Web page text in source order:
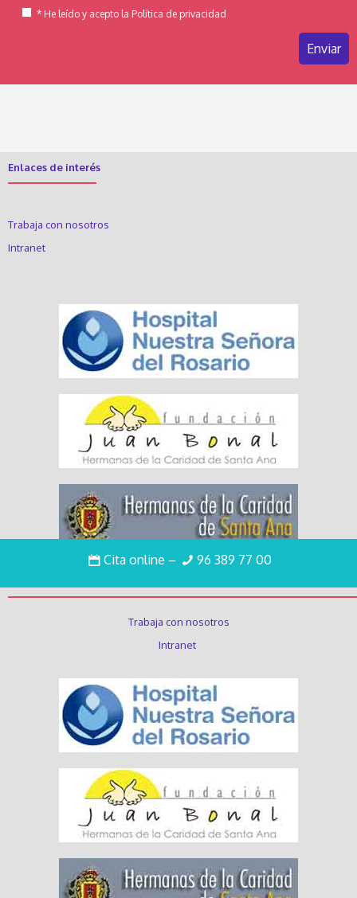
Cita online – 96 389 77 00
* He leído y acepto la Política de privacidad
Enlaces de interés
Trabaja con nosotros
Intranet
Trabaja con nosotros
Intranet